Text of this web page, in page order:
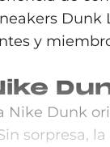
y
Nike Dunk
sorpresa,